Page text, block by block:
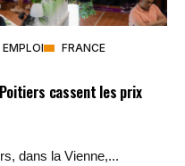
EMPLOI
FRANCE
cassent les prix
dans la Vienne,...